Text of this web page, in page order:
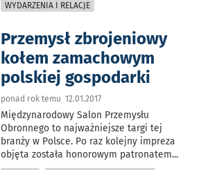
WYDARZENIA I RELACJE
Przemysł zbrojeniowy
kołem zamachowym
polskiej gospodarki
ponad rok temu 12.01.2017
Międzynarodowy Salon Przemysłu
Obronnego to najważniejsze targi tej
branży w Polsce. Po raz kolejny impreza
objęta została honorowym patronatem...